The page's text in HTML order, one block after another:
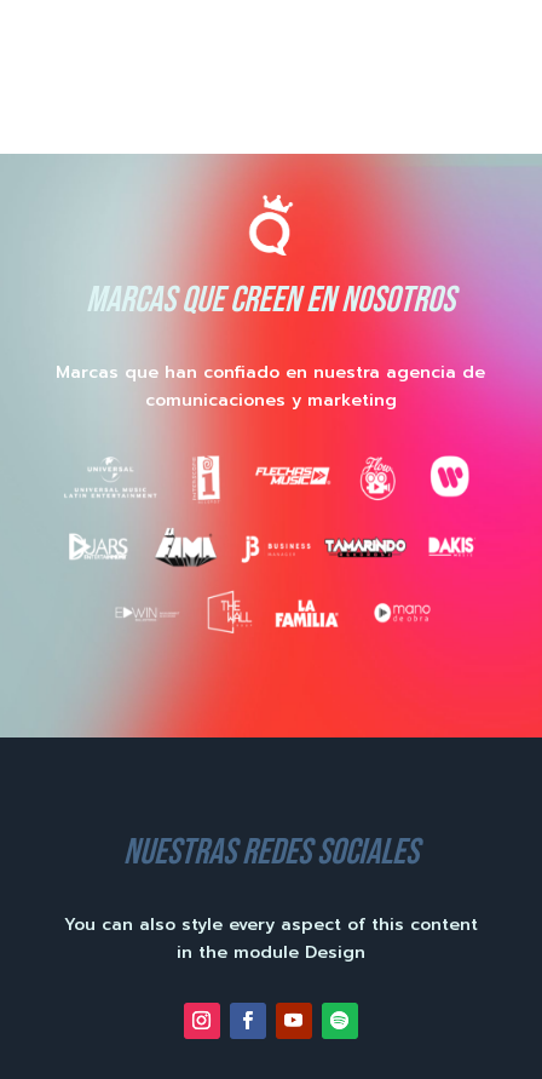
MARCAS QUE CREEN EN NOSOTROS
Marcas que han confiado en nuestra agencia de
comunicaciones y marketing
nuestras redes sociales
You can also style every aspect of this content
in the module Design